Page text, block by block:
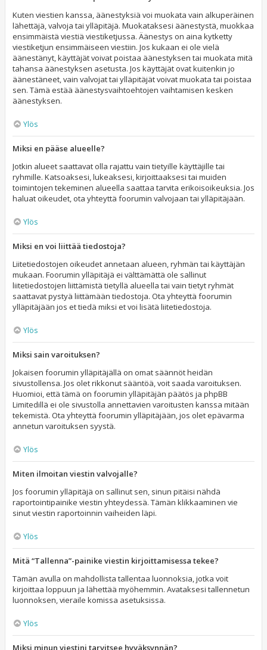
Kuten viestien kanssa, äänestyksiä voi muokata vain alkuperäinen
lähettäjä, valvoja tai ylläpitäjä. Muokataksesi äänestystä, muokkaa
ensimmäistä viestiä viestiketjussa. Äänestys on aina kytketty
viestiketjun ensimmäiseen viestiin. Jos kukaan ei ole vielä
äänestänyt, käyttäjät voivat poistaa äänestyksen tai muokata mitä
tahansa äänestyksen asetusta. Jos käyttäjät ovat kuitenkin jo
äänestäneet, vain valvojat tai ylläpitäjät voivat muokata tai poistaa
sen. Tämä estää äänestysvaihtoehtojen vaihtamisen kesken
äänestyksen.
Ylös
Miksi en pääse alueelle?
Jotkin alueet saattavat olla rajattu vain tietyille käyttäjille tai
ryhmille. Katsoaksesi, lukeaksesi, kirjoittaaksesi tai muiden
toimintojen tekeminen alueella saattaa tarvita erikoisoikeuksia. Jos
haluat oikeudet, ota yhteyttä foorumin valvojaan tai ylläpitäjään.
Ylös
Miksi en voi liittää tiedostoja?
Liitetiedostojen oikeudet annetaan alueen, ryhmän tai käyttäjän
mukaan. Foorumin ylläpitäjä ei välttämättä ole sallinut
liitetiedostojen liittämistä tietyllä alueella tai vain tietyt ryhmät
saattavat pystyä liittämään tiedostoja. Ota yhteyttä foorumin
ylläpitäjään jos et tiedä miksi et voi lisätä liitetiedostoja.
Ylös
Miksi sain varoituksen?
Jokaisen foorumin ylläpitäjällä on omat säännöt heidän
sivustollensa. Jos olet rikkonut sääntöä, voit saada varoituksen.
Huomioi, että tämä on foorumin ylläpitäjän päätös ja phpBB
Limitedillä ei ole sivustolla annettavien varoitusten kanssa mitään
tekemistä. Ota yhteyttä foorumin ylläpitäjään, jos olet epävarma
annetun varoituksen syystä.
Ylös
Miten ilmoitan viestin valvojalle?
Jos foorumin ylläpitäjä on sallinut sen, sinun pitäisi nähdä
raportointipainike viestin yhteydessä. Tämän klikkaaminen vie
sinut viestin raportoinnin vaiheiden läpi.
Ylös
Mitä “Tallenna”-painike viestin kirjoittamisessa tekee?
Tämän avulla on mahdollista tallentaa luonnoksia, jotka voit
kirjoittaa loppuun ja lähettää myöhemmin. Avataksesi tallennetun
luonnoksen, vieraile komissa asetuksissa.
Ylös
Miksi minun viestini tarvitsee hyväksynnän?